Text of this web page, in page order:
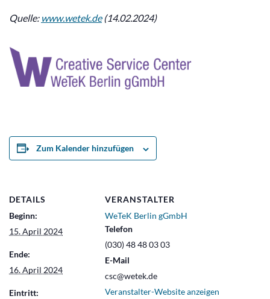
Quelle: www.wetek.de(14.02.2024)
Zum Kalender hinzufügen
DETAILS
Beginn:
15. April 2024
Ende:
16. April 2024
Eintritt:
VERANSTALTER
WeTeK Berlin gGmbH
Telefon
(030) 48 48 03 03
E-Mail
csc@wetek.de
Veranstalter-Website anzeigen